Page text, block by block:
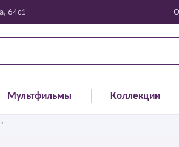
64с1
Мультфильмы Коллекции